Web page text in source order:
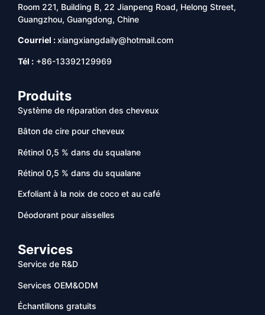
Room 221, Building B, 22 Jianpeng Road, Helong Street,
Guangzhou, Guangdong, Chine
Courriel :xiangxiangdaily@hotmail.com
Tél : +86-13392129969
Produits
Système de réparation des cheveux
Bâton de cire pour cheveux
Rétinol 0,5 % dans du squalane
Rétinol 0,5 % dans du squalane
Exfoliant à la noix de coco et au café
Déodorant pour aisselles
Services
Service de R&D
Services OEM&ODM
Échantillons gratuits